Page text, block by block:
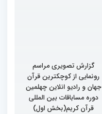
گزارش تصویری مراسم
رونمایی از کوچکترین قرآن
جهان و رادیو انلاین چهلمین
دوره مساباقات بین المللی
قرآن کریم(بخش اول)